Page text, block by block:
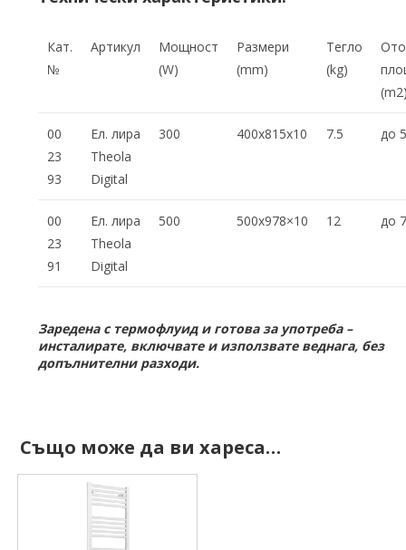
Кат.
№
Артикул
Мощност
(W)
Размери
(mm)
Тегло
(kg)
00
23
93
Ел. лира
Theola
Digital
300 400x815x10 7.5 до
00
23
91
Ел. лира
Theola
Digital
500 500х978×10 12 до
Заредена с термофлуид и готова за употреба –
инсталирате, включвате и използвате веднага, без
допълнителни разходи.
Също може да ви хареса…